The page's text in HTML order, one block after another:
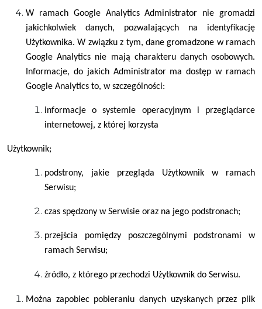
W ramach Google Analytics Administrator nie gromadzi
jakichkolwiek danych, pozwalających na identyfikację
Użytkownika. W związku z tym, dane gromadzone w ramach
Google Analytics nie mają charakteru danych osobowych.
Informacje, do jakich Administrator ma dostęp w ramach
Google Analytics to, w szczególności:
informacje o systemie operacyjnym i przeglądarce
internetowej, z której korzysta
Użytkownik;
podstrony, jakie przegląda Użytkownik w ramach
Serwisu;
czas spędzony w Serwisie oraz na jego podstronach;
przejścia pomiędzy poszczególnymi podstronami w
ramach Serwisu;
źródło, z którego przechodzi Użytkownik do Serwisu.
Można zapobiec pobieraniu danych uzyskanych przez plik